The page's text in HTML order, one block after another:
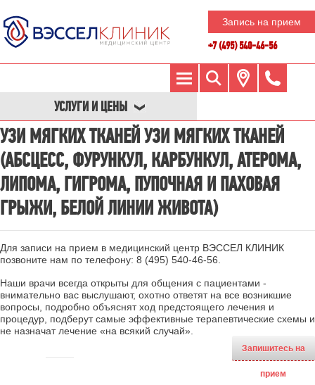
Запись на прием
+7 (495) 540-46-56
УСЛУГИ И ЦЕНЫ
УЗИ МЯГКИХ ТКАНЕЙ УЗИ МЯГКИХ ТКАНЕЙ
(АБСЦЕСС, ФУРУНКУЛ, КАРБУНКУЛ, АТЕРОМА,
ЛИПОМА, ГИГРОМА, ПУПОЧНАЯ И ПАХОВАЯ
ГРЫЖИ, БЕЛОЙ ЛИНИИ ЖИВОТА)
Для записи на прием в медицинский центр ВЭССЕЛ КЛИНИК
позвоните нам по телефону: 8 (495) 540-46-56
Наши врачи всегда открыты для общения с пациентами -
внимательно вас выслушают, охотно ответят на все возникшие
вопросы, подробно объяснят ход предстоящего лечения и
процедур, подберут самые эффективные терапевтические схемы и
не назначат лечение «на всякий случай».
Запишитесь на
прием